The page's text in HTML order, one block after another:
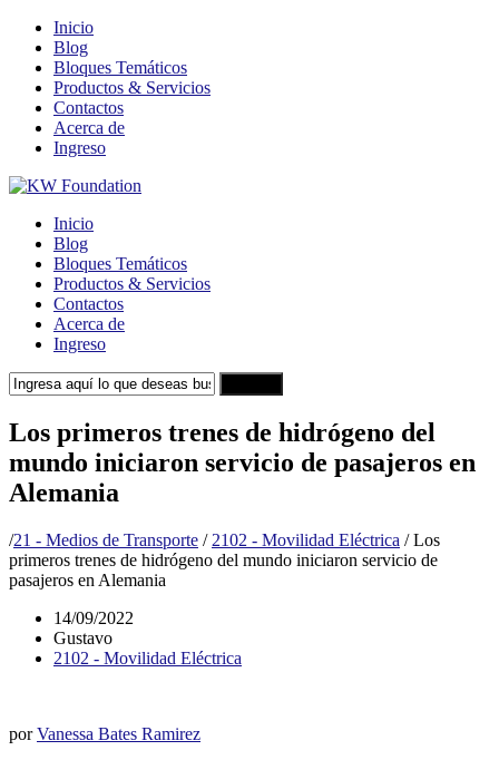
Inicio
Blog
Bloques Temáticos
Productos & Servicios
Contactos
Acerca de
Ingreso
Inicio
Blog
Bloques Temáticos
Productos & Servicios
Contactos
Acerca de
Ingreso
Los primeros trenes de hidrógeno del
mundo iniciaron servicio de pasajeros en
Alemania
/21 - Medios de Transporte / 2102 - Movilidad Eléctrica /Los
primeros trenes de hidrógeno del mundo iniciaron servicio de
pasajeros en Alemania
14/09/2022
Gustavo
2102 - Movilidad Eléctrica
porVanessa Bates Ramirez